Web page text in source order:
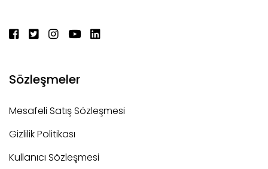
Sözleşmeler
Mesafeli Satış Sözleşmesi
Gizlilik Politikası
Kullanıcı Sözleşmesi